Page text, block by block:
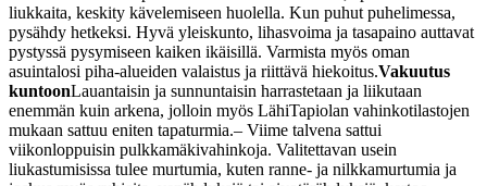
liukkaita, keskity kävelemiseen huolella. Kun puhut puhelimessa,
pysähdy hetkeksi. Hyvä yleiskunto, lihasvoima ja tasapaino auttavat
pystyssä pysymiseen kaiken ikäisillä. Varmista myös oman
asuintalosi piha-alueiden valaistus ja riittävä hiekoitus.Vakuutus
kuntoonLauantaisin ja sunnuntaisin harrastetaan ja liikutaan
enemmän kuin arkena, jolloin myös LähiTapiolan vahinkotilastojen
mukaan sattuu eniten tapaturmia.– Viime talvena sattui
viikonloppuisin pulkkamäkivahinkoja. Valitettavan usein
liukastumisissa tulee murtumia, kuten ranne- ja nilkkamurtumia ja